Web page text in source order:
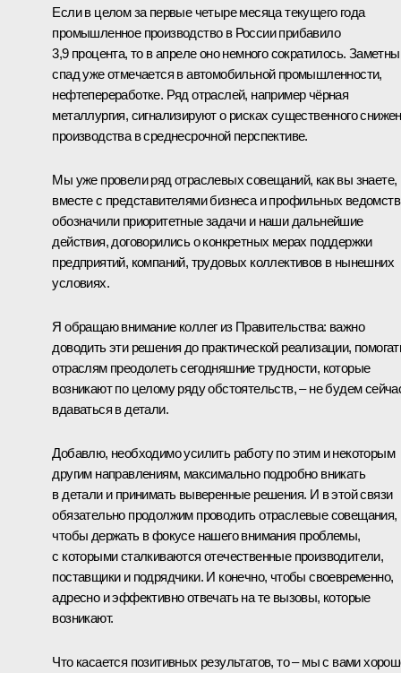
Если в целом за первые четыре месяца текущего года
промышленное производство в России прибавило
3,9 процента, то в апреле оно немного сократилось.
спад уже отмечается в автомобильной промышленности,
нефтепереработке. Ряд отраслей, например чёрная
металлургия, сигнализируют о рисках существенного
производства в среднесрочной перспективе.
Мы уже провели ряд отраслевых совещаний, как вы знаете,
вместе с представителями бизнеса и профильных ведомств
обозначили приоритетные задачи и наши дальнейшие
действия, договорились о конкретных мерах поддержки
предприятий, компаний, трудовых коллективов в нынешних
условиях.
Я обращаю внимание коллег из Правительства: важно
доводить эти решения до практической реализации,
отраслям преодолеть сегодняшние трудности, которые
возникают по целому ряду обстоятельств, – не будем
вдаваться в детали.
Добавлю, необходимо усилить работу по этим и некоторым
другим направлениям, максимально подробно вникать
в детали и принимать выверенные решения. И в этой связи
обязательно продолжим проводить отраслевые совещания,
чтобы держать в фокусе нашего внимания проблемы,
с которыми сталкиваются отечественные производители,
поставщики и подрядчики. И конечно, чтобы своевременно,
адресно и эффективно отвечать на те вызовы, которые
возникают.
Что касается позитивных результатов, то – мы с вами